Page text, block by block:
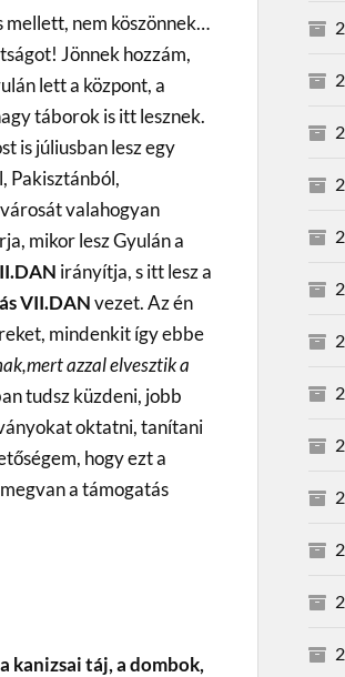
mellett, nem köszönnek…
Jönnek hozzám,
lett a központ, a
táborok is itt lesznek.
is júliusban lesz egy
Pakisztánból,
valahogyan
mikor lesz Gyulán a
irányítja, s itt lesz a
VII.DANvezet. Az én
mindenkit így ebbe
azzal elvesztik a
tudsz küzdeni, jobb
oktatni, tanítani
hogy ezt a
a támogatás
kanizsai táj, a dombok,